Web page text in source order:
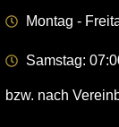
Montag -
Samstag:
bzw. nach